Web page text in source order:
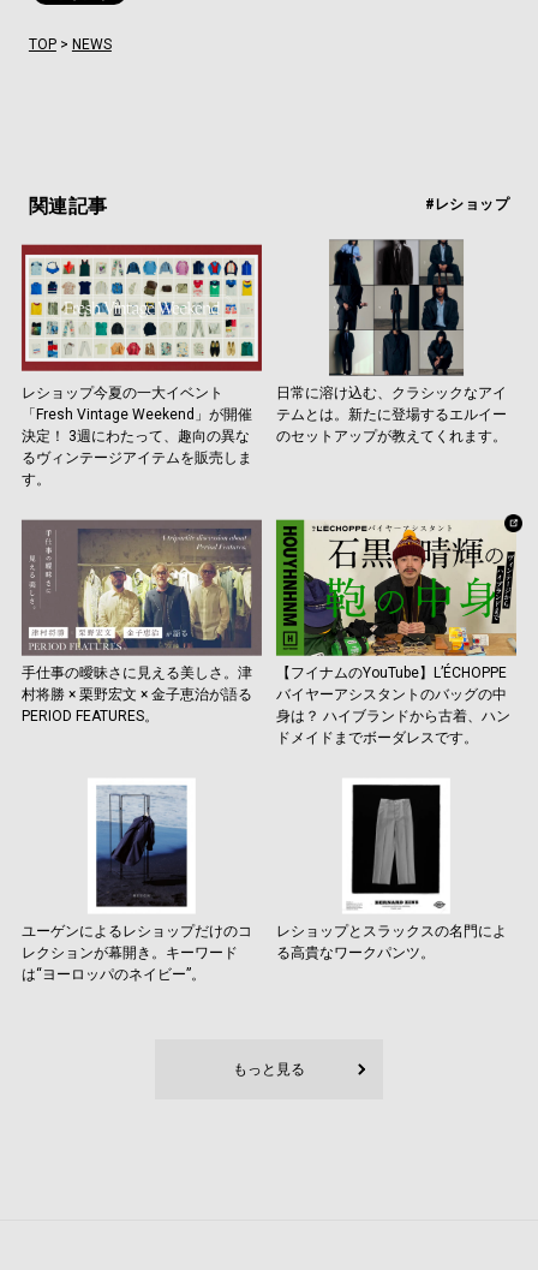
TOP> NEWS
関連記事 #レショップ
レショップ今夏の一大イベント
「Fresh Vintage Weekend」が開催
決定！ 3週にわたって、趣向の異な
るヴィンテージアイテムを販売しま
す。
日常に溶け込む、クラシックなアイ
テムとは。新たに登場するエルイー
のセットアップが教えてくれます。
手仕事の曖昧さに見える美しさ。津
村将勝 × 栗野宏文 × 金子恵治が語る
PERIOD FEATURES。
【フイナムのYouTube】L’ÉCHOPPE
バイヤーアシスタントのバッグの中
身は？ ハイブランドから古着、ハン
ドメイドまでボーダレスです。
ユーゲンによるレショップだけのコ
レクションが幕開き。キーワード
は“ヨーロッパのネイビー”。
レショップとスラックスの名門によ
る高貴なワークパンツ。
もっと見る